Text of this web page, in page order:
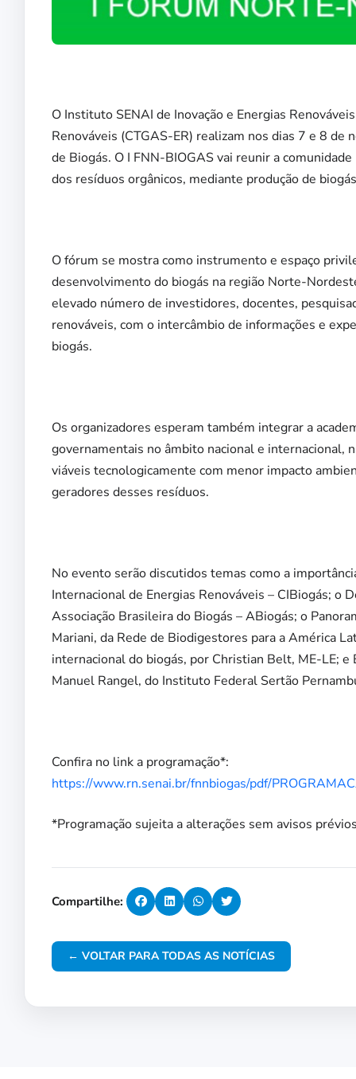
O Instituto SENAI de Inovação e Energias
Renováveis (CTGAS-ER) realizam nos dias 7 e 8
de Biogás. O I FNN-BIOGAS vai reunir a
dos resíduos orgânicos, mediante produção de
O fórum se mostra como instrumento e espaço
desenvolvimento do biogás na região Norte-
elevado número de investidores, docentes,
renováveis, com o intercâmbio de informações e
biogás.
Os organizadores esperam também integrar a
governamentais no âmbito nacional e internacional,
viáveis tecnologicamente com menor impacto
geradores desses resíduos.
No evento serão discutidos temas como a
Internacional de Energias Renováveis – CIBiogás;
Associação Brasileira do Biogás – ABiogás; o
Mariani, da Rede de Biodigestores para a América
internacional do biogás, por Christian Belt, ME-LE;
Manuel Rangel, do Instituto Federal Sertão
Confira no link a programação*:
https://www.rn.senai.br/fnnbiogas/pdf/
*Programação sujeita a alterações sem avisos
Compartilhe:
← VOLTAR PARA TODAS AS NOTÍCIAS